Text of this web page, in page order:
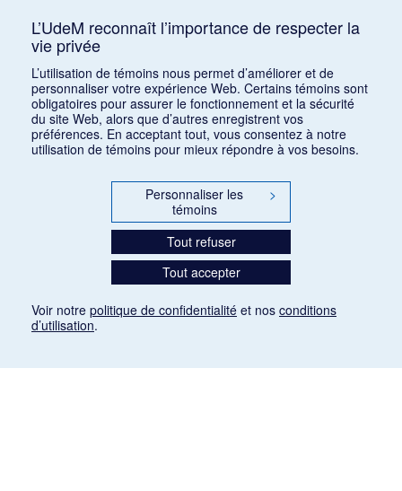
L’UdeM reconnaît l’importance de respecter la
vie privée
L’utilisation de témoins nous permet d’améliorer et de
personnaliser votre expérience Web. Certains témoins sont
obligatoires pour assurer le fonctionnement et la sécurité
du site Web, alors que d’autres enregistrent vos
préférences. En acceptant tout, vous consentez à notre
utilisation de témoins pour mieux répondre à vos besoins.
Personnaliser les
témoins
>
Tout refuser
Tout accepter
Voir notre politique de confidentialité et nos conditions
d’utilisation.